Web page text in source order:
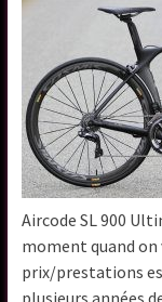
Aircode SL 900
moment quand
prix/prestations
plusieurs années